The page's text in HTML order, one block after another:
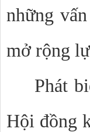
những
mở rộng
Phát
Hội đồng